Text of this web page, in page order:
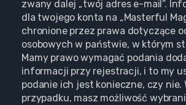
zwany dalej „twój adres e-mail”.
dla twojego konta na „Masterful
chronione przez prawa dotyczące
osobowych w państwie, w którym
Mamy prawo wymagać podania
informacji przy rejestracji, i to my
podanie ich jest konieczne, czy nie.
przypadku, masz możliwość